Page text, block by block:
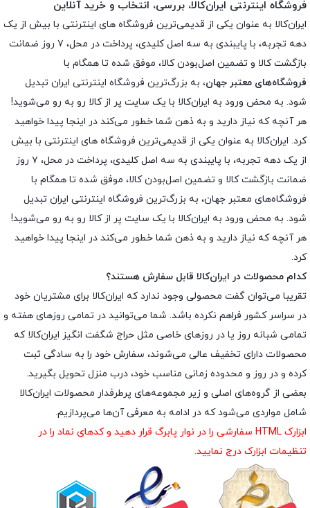
فروشگاه اینترنتی ایران‌کالا، بررسی، انتخاب و خرید آنلاین
ایران‌کالا به عنوان یکی از قدیمی‌ترین فروشگاه های اینترنتی با بیش از یک
دهه تجربه، با پایبندی به سه اصل کلیدی، پرداخت در محل، ۷ روز ضمانت
بازگشت کالا و تضمین اصل‌بودن کالا، موفق شده تا همگام با
فروشگاه‌های معتبر جهان، به بزرگ‌ترین فروشگاه اینترنتی ایران تبدیل
شود. به محض ورود به ایران‌کالا با یک سایت پر از کالا رو به رو می‌شوید!
هر آنچه که نیاز دارید و به ذهن شما خطور می‌کند در اینجا پیدا خواهید
کرد. ایران‌کالا به عنوان یکی از قدیمی‌ترین فروشگاه های اینترنتی با بیش
از یک دهه تجربه، با پایبندی به سه اصل کلیدی، پرداخت در محل، ۷ روز
ضمانت بازگشت کالا و تضمین اصل‌بودن کالا، موفق شده تا همگام با
فروشگاه‌های معتبر جهان، به بزرگ‌ترین فروشگاه اینترنتی ایران تبدیل
شود. به محض ورود به ایران‌کالا با یک سایت پر از کالا رو به رو می‌شوید!
هر آنچه که نیاز دارید و به ذهن شما خطور می‌کند در اینجا پیدا خواهید
کرد.
کدام محصولات در ایران‌کالا قابل سفارش هستند؟
تقریبا می‌توان گفت محصولی وجود ندارد که ایران‌کالا برای مشتریان خود
در سراسر کشور فراهم نکرده باشد. شما می‌توانید در تمامی روزهای هفته و
تمامی شبانه روز یا در روزهای خاصی مثل حراج شگفت انگیز ایران‌کالا که
محصولات دارای تخفیف عالی می‌شوند، سفارش خود را به سادگی ثبت
کرده و در روز و محدوده زمانی مناسب خود، درب منزل تحویل بگیرید.
بعضی از گروه‌های اصلی و زیر مجموعه‌های پرطرفدار محصولات ایران‌کالا
شامل مواردی می‌شود که در ادامه به معرفی آن‌ها می‌پردازیم.
ابزارک HTML سفارشی را در نوار پابرگ قرار دهید و کدهای نماد را در
تنظیمات ابزارک درج نمایید.